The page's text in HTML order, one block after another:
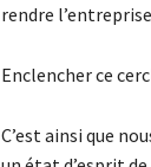
rendre
Enclencher ce
C’est ainsi que